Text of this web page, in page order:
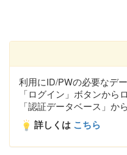
利用にID/PWの必要なデ
「ログイン」ボタンから
「認証データベース」か
詳しくは こちら